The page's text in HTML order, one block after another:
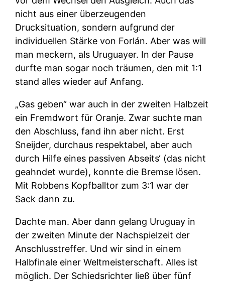
nicht aus einer überzeugenden
Drucksituation, sondern aufgrund der
individuellen Stärke von Forlán. Aber was will
man meckern, als Uruguayer. In der Pause
durfte man sogar noch träumen, den mit 1:1
stand alles wieder auf Anfang.
„Gas geben“ war auch in der zweiten Halbzeit
ein Fremdwort für Oranje. Zwar suchte man
den Abschluss, fand ihn aber nicht. Erst
Sneijder, durchaus respektabel, aber auch
durch Hilfe eines passiven Abseits‘ (das nicht
geahndet wurde), konnte die Bremse lösen.
Mit Robbens Kopfballtor zum 3:1 war der
Sack dann zu.
Dachte man. Aber dann gelang Uruguay in
der zweiten Minute der Nachspielzeit der
Anschlusstreffer. Und wir sind in einem
Halbfinale einer Weltmeisterschaft. Alles ist
möglich. Der Schiedsrichter ließ über fünf